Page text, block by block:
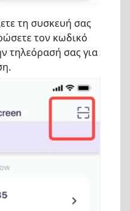
τη συσκευή σας
τον κωδικό
τηλεόρασή σας για